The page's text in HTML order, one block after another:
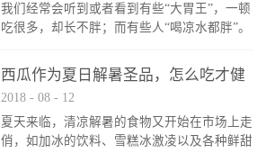
病对患者的损害并不是一蹴而就的，而是有以
下五个时期：第一期：患者的肾脏体积增大，
小球出现损伤，表现为运动后患者的尿白蛋...
我们经常会听到或者看到有些“大胃王”，一顿
吃很多，却长不胖；而有些人“喝凉水都胖”。
基因，一旦拥有就不能改变？那就跟着范老师
一起找找原因。为啥你易胖？体重的变化跟热
量摄入有着直接的关系，热量摄入越高，又不
消耗，储存在身体里就会造成体重的增加，但
是原因不只这一个。基础代谢率：基础代谢率
西瓜作为夏日解暑圣品，怎么吃才健
康？
2018 - 08 - 12
夏天来临，清凉解暑的食物又开始在市场上走
俏，如加冰的饮料、雪糕冰激凌以及各种鲜甜